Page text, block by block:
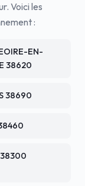
Voici les
:
EN-
38620
38690
38300